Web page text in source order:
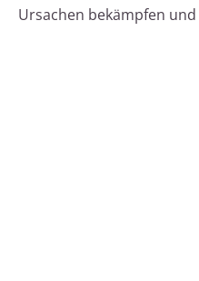
Ursachen bekämpfen